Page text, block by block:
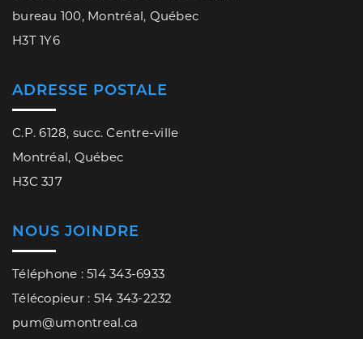
bureau 100, Montréal, Québec
H3T 1Y6
ADRESSE POSTALE
C.P. 6128, succ. Centre-ville
Montréal, Québec
H3C 3J7
NOUS JOINDRE
Téléphone : 514 343-6933
Télécopieur : 514 343-2232
pum@umontreal.ca